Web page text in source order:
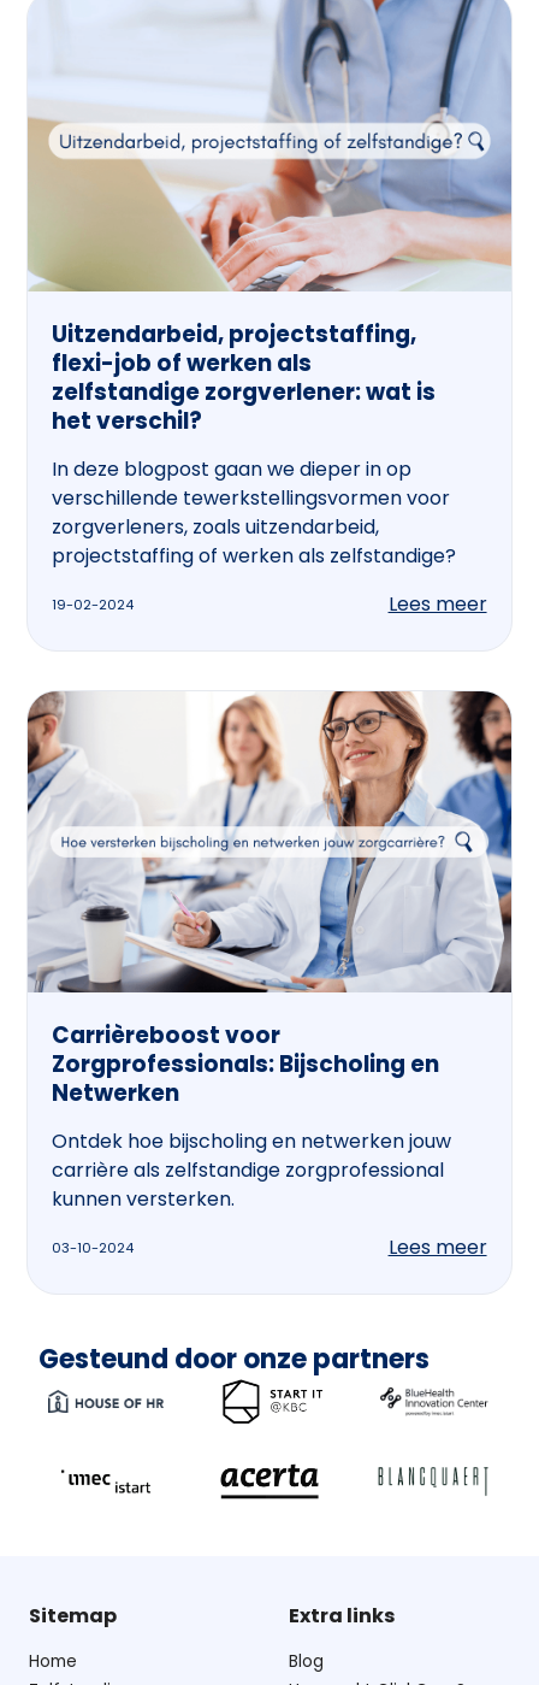
Uitzendarbeid, projectstaffing,
flexi-job of werken als
zelfstandige zorgverlener: wat is
het verschil?
In deze blogpost gaan we dieper in op
verschillende tewerkstellingsvormen voor
zorgverleners, zoals uitzendarbeid,
projectstaffing of werken als zelfstandige?
19-02-2024 Lees meer
Carrièreboost voor
Zorgprofessionals: Bijscholing en
Netwerken
Ontdek hoe bijscholing en netwerken jouw
carrière als zelfstandige zorgprofessional
kunnen versterken.
03-10-2024 Lees meer
Gesteund door onze partners
Sitemap
Home
Extra links
Blog